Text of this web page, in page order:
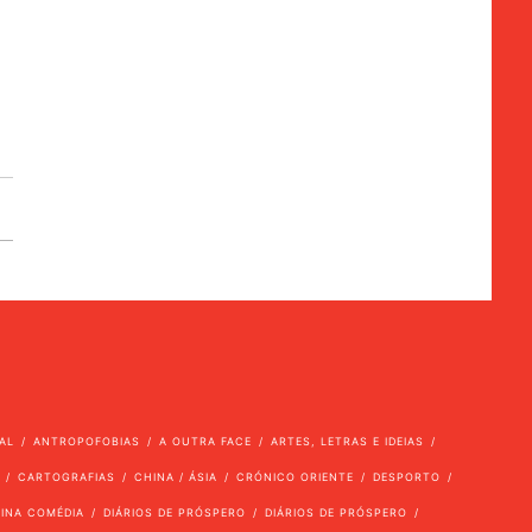
ANTROPOFOBIAS A OUTRA FACE ARTES, LETRAS E IDEIAS
CARTOGRAFIAS CHINA / ÁSIA CRÓNICO ORIENTE DESPORTO
COMÉDIA DIÁRIOS DE PRÓSPERO DIÁRIOS DE PRÓSPERO